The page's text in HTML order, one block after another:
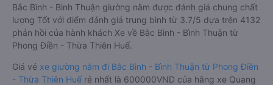
Bắc Bình - Bình Thuận giường nằm được đánh giá chung chất
lượng Tốt với điểm đánh giá trung bình từ 3.7/5 dựa trên 4132
phản hồi của hành khách Xe về Bắc Bình - Bình Thuận từ
Phong Điền - Thừa Thiên Huế.
Giá vé xe giường nằm đi Bắc Bình - Bình Thuận từ Phong Điền
- Thừa Thiên Huế rẻ nhất là 600000VND của hãng xe Quang